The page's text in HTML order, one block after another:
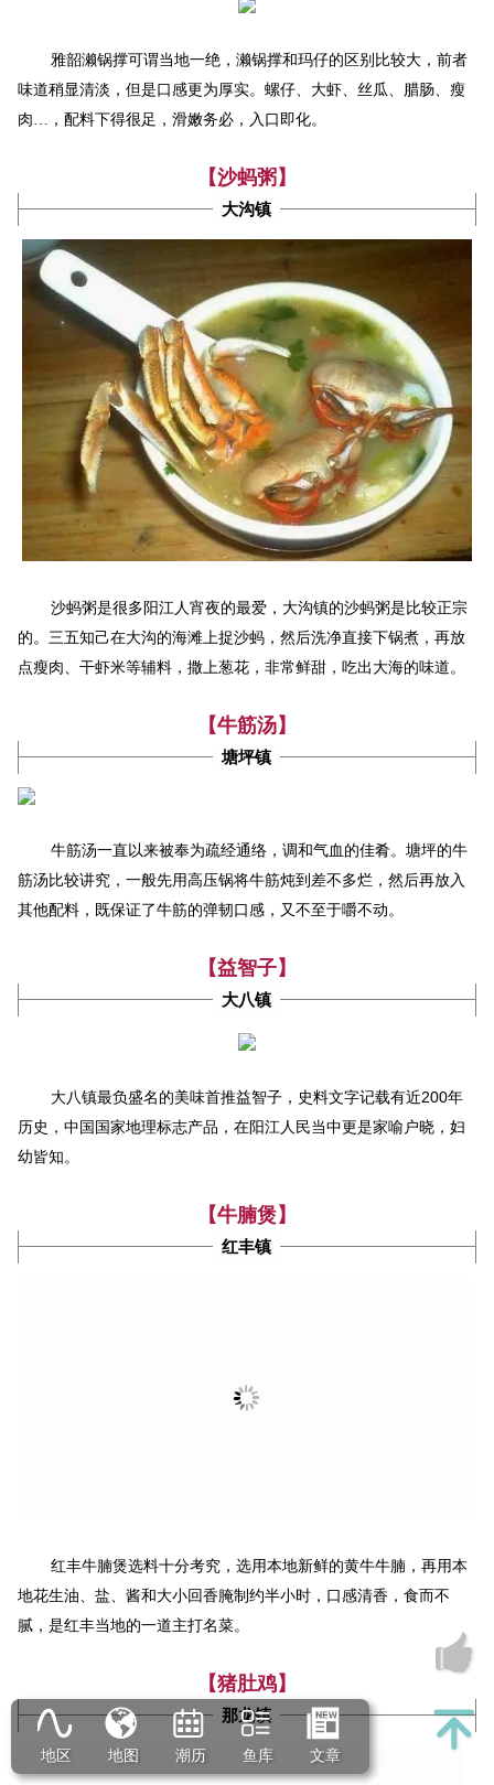
雅韶濑锅撑可谓当地一绝，濑锅撑和玛仔的区别比较大，前者
味道稍显清淡，但是口感更为厚实。螺仔、大虾、丝瓜、腊肠、瘦
肉…，配料下得很足，滑嫩务必，入口即化。
【沙蚂粥】
大沟镇
沙蚂粥是很多阳江人宵夜的最爱， 大沟镇的沙蚂粥是比较正宗
的。三五知己在大沟的海滩上捉沙蚂，然后洗净直接下锅煮，再放
点瘦肉、干虾米等辅料，撒上葱花，非常鲜甜，吃出大海的味道。
【牛筋汤】
塘坪镇
牛筋汤一直以来被奉为疏经通络，调和气血的佳肴。 塘坪的牛
筋汤比较讲究，一般先用高压锅将牛筋炖到差不多烂，然后再放入
其他配料，既保证了牛筋的弹韧口感，又不至于嚼不动。
【益智子】
大八镇
大八镇最负盛名的美味首推益智子，史料文字记载有近200年
历史，中国国家地理标志产品，在阳江人民当中更是家喻户晓，妇
幼皆知。
【牛腩煲】
红丰镇
红丰牛腩煲选料十分考究，选用本地新鲜的黄牛牛腩，再用本
地花生油、盐、酱和大小回香腌制约半小时，口感清香，食而不
腻，是红丰当地的一道主打名菜。
【猪肚鸡】
那龙镇
地区 地图 潮历 鱼库 文章